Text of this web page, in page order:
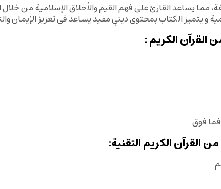
قرآنية مختلفة، مما يساعد القارئ على فهم القيم والأخلاق
و يتميز الكتاب بمحتوى ديني مفيد يساعد في تعزيز الإيمان